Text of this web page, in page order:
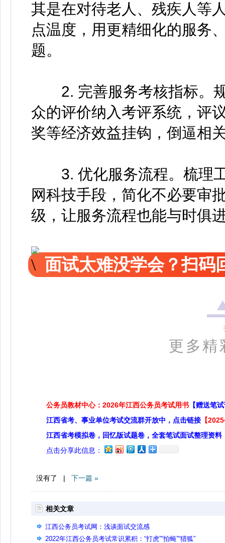
其是在对待老人、残疾人等
点温度，用更精细化的服务
题。
2. 完善服务考核指标。规
众的评价纳入考评系统，评
奖等经济效益挂钩，倒逼相
3. 优化服务流程。梳理工
网科技手段，简化不必要审
级，让服务流程也能与时俱
面试太难没学会？扫码
更多精
公务员教材中心：2026年江西公务员考试用书 【赠送笔
江西省考、事业单位考试交流群开放中，点击链接 【
江西省考模拟卷，回忆版试题卷，全套笔试面试整理资料
点击分享此信息：
没有了 | 下一篇 »
相关文章
江西公务员考试网：浅谈面试交流感
2022年江西公务员考试常识累积：“打虎”“拍蝇”“猎狐”